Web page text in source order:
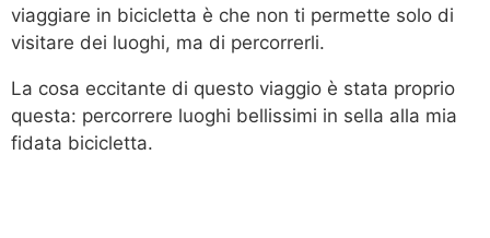
viaggiare in bicicletta è che non ti permette solo di
visitare dei luoghi, ma di percorrerli.
La cosa eccitante di questo viaggio è stata proprio
questa: percorrere luoghi bellissimi in sella alla mia
fidata bicicletta.